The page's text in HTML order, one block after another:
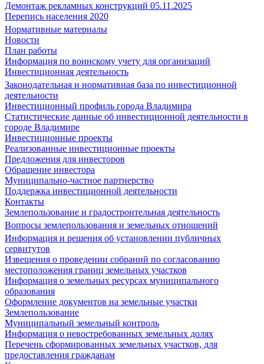
Демонтаж рекламных конструкций 05.11.2025
Перепись населения 2020
Нормативные материалы
Новости
План работы
Информация по воинскому учету для организаций
Инвестиционная деятельность
Законодательная и нормативная база по инвестиционной
деятельности
Инвестиционный профиль города Владимира
Статистические данные об инвестиционной деятельности в
городе Владимире
Инвестиционные проекты
Реализованные инвестиционные проекты
Предложения для инвесторов
Обращение инвестора
Муниципально-частное партнерство
Поддержка инвестиционной деятельности
Контакты
Землепользование и градостроительная деятельность
Вопросы землепользования и земельных отношений
Информация и решения об установлении публичных
сервитутов
Извещения о проведении собраний по согласованию
местоположения границ земельных участков
Информация о земельных ресурсах муниципального
образования
Оформление документов на земельные участки
Землепользование
Муниципальный земельный контроль
Информация о невостребованных земельных долях
Перечень сформированных земельных участков, для
предоставления гражданам